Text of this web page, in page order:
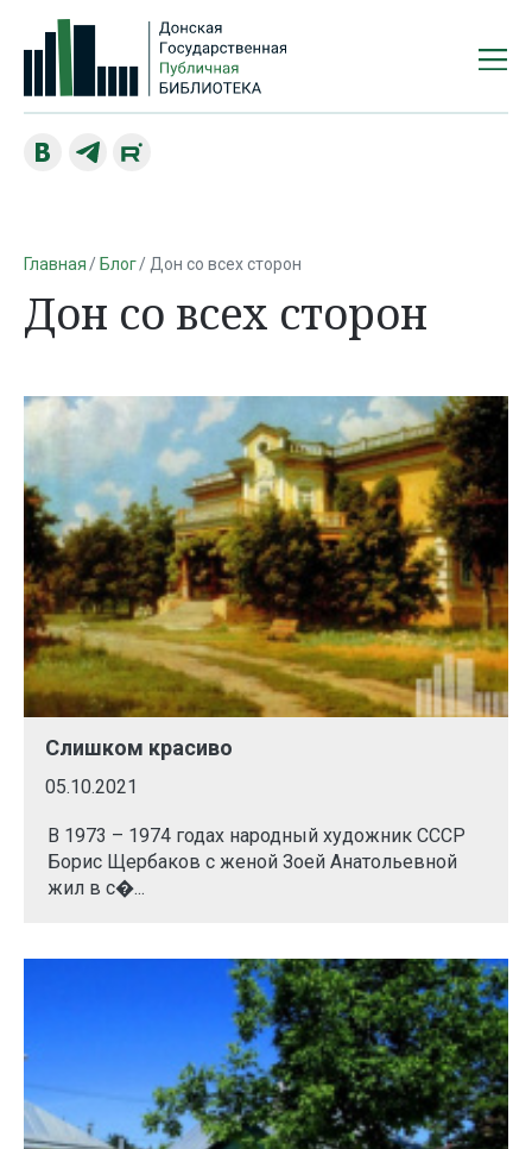
Главная Блог Дон со всех сторон
Дон со всех сторон
Слишком красиво
05.10.2021
В 1973 – 1974 годах народный художник СССР
Борис Щербаков с женой Зоей Анатольевной
жил в с�...